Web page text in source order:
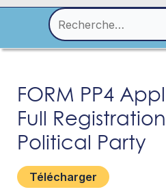
Rechercher :
FORM PP4
Full
Political Party
Télécharger